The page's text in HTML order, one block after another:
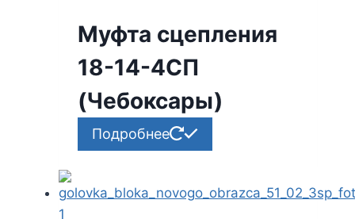
Муфта сцепления
18-14-4СП
(Чебоксары)
Подробнее